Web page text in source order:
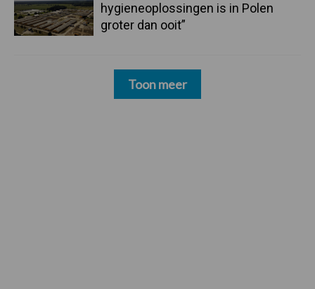
hygieneoplossingen is in Polen
groter dan ooit”
Toon meer